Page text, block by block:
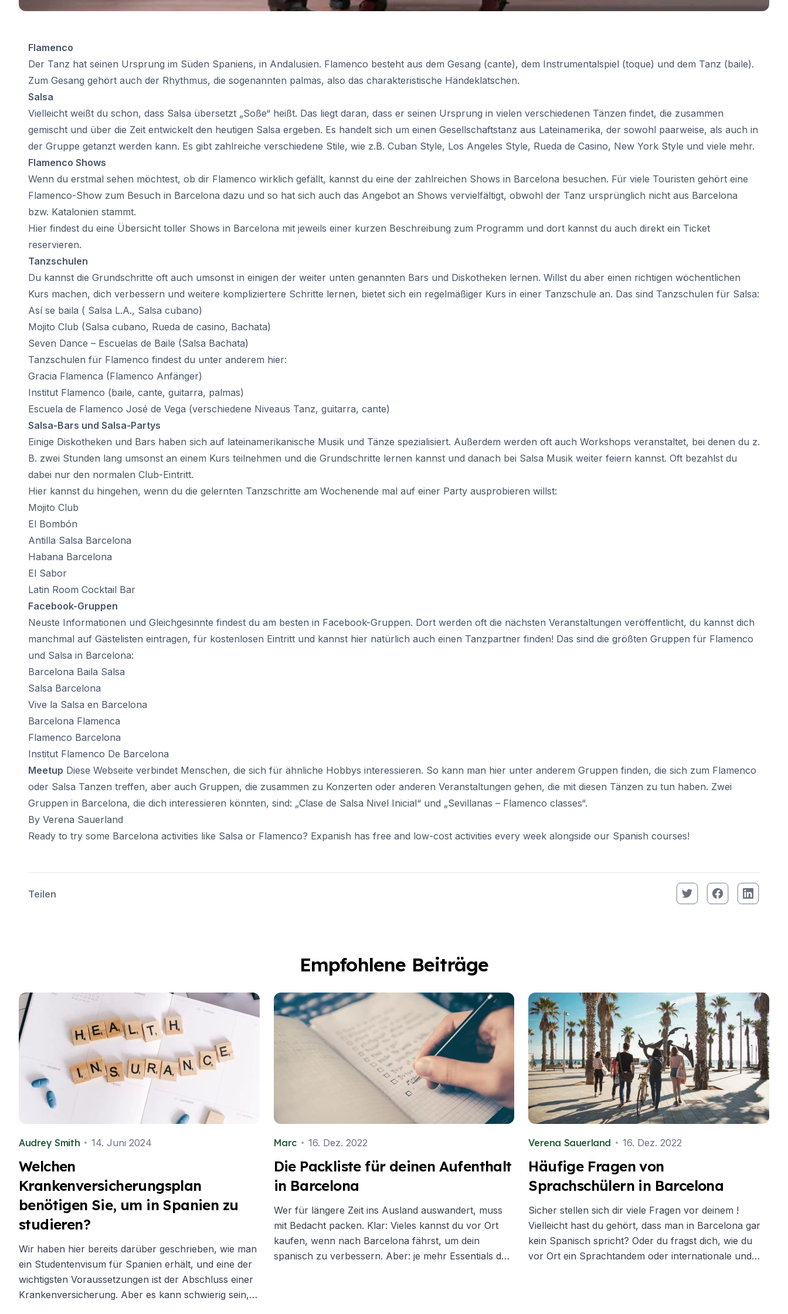
30-49 Jahre
Gruppen-Spanischunterricht
Abendlicher Gruppenkurs
Privatunterricht
Online-Spanischkurse
Bildungsurlaub
Über 50 Jahre
Über 50 Programme, saisonale Kurse
Abendlicher Gruppenkurs
Privatunterricht
Prüfungsvorbereitung SIELE
Bildungsurlaub
Barcelona
Madrid
Málaga
Buenos Aires
Sommercamps
Reiseziele
Barcelona
Sommercamp
Junge Erwachsene
Sommercamp
Junge Erwachsene
Málaga
Costa Rica
Barcelona
Madrid
Málaga
Costa Rica
Junge Erwachsene (16-20 Jahre)
Madrid
Flamenco
Der Tanz hat seinen Ursprung im Süden Spaniens, in Andalusien. Flamenco besteht aus dem Gesang (cante), dem Instrumentalspiel (toque) und dem Tanz (baile).
Zum Gesang gehört auch der Rhythmus, die sogenannten palmas, also das charakteristische Händeklatschen.
Salsa
Vielleicht weißt du schon, dass Salsa übersetzt „Soße“ heißt. Das liegt daran, dass er seinen Ursprung in vielen verschiedenen Tänzen findet, die zusammen
gemischt und über die Zeit entwickelt den heutigen Salsa ergeben. Es handelt sich um einen Gesellschaftstanz aus Lateinamerika, der sowohl paarweise, als auch in
der Gruppe getanzt werden kann. Es gibt zahlreiche verschiedene Stile, wie z.B. Cuban Style, Los Angeles Style, Rueda de Casino, New York Style und viele mehr.
Flamenco Shows
Wenn du erstmal sehen möchtest, ob dir Flamenco wirklich gefällt, kannst du eine der zahlreichen Shows in Barcelona besuchen. Für viele Touristen gehört eine
Flamenco-Show zum Besuch in Barcelona dazu und so hat sich auch das Angebot an Shows vervielfältigt, obwohl der Tanz ursprünglich nicht aus Barcelona
bzw. Katalonien stammt.
Hier findest du eine Übersicht toller Shows in Barcelona mit jeweils einer kurzen Beschreibung zum Programm und dort kannst du auch direkt ein Ticket
reservieren.
Tanzschulen
Du kannst die Grundschritte oft auch umsonst in einigen der weiter unten genannten Bars und Diskotheken lernen. Willst du aber einen richtigen wöchentlichen
Kurs machen, dich verbessern und weitere kompliziertere Schritte lernen, bietet sich ein regelmäßiger Kurs in einer Tanzschule an. Das sind Tanzschulen für Salsa:
Así se baila ( Salsa L.A., Salsa cubano)
Mojito Club (Salsa cubano, Rueda de casino, Bachata)
Seven Dance – Escuelas de Baile (Salsa Bachata)
Tanzschulen für Flamenco findest du unter anderem hier:
Gracia Flamenca (Flamenco Anfänger)
Institut Flamenco (baile, cante, guitarra, palmas)
Escuela de Flamenco José de Vega (verschiedene Niveaus Tanz, guitarra, cante)
Salsa-Bars und Salsa-Partys
Einige Diskotheken und Bars haben sich auf lateinamerikanische Musik und Tänze spezialisiert. Außerdem werden oft auch Workshops veranstaltet, bei denen du z.
B. zwei Stunden lang umsonst an einem Kurs teilnehmen und die Grundschritte lernen kannst und danach bei Salsa Musik weiter feiern kannst. Oft bezahlst du
dabei nur den normalen Club-Eintritt.
Hier kannst du hingehen, wenn du die gelernten Tanzschritte am Wochenende mal auf einer Party ausprobieren willst:
Mojito Club
El Bombón
Antilla Salsa Barcelona
Habana Barcelona
El Sabor
Latin Room Cocktail Bar
Facebook-Gruppen
Neuste Informationen und Gleichgesinnte findest du am besten in Facebook-Gruppen. Dort werden oft die nächsten Veranstaltungen veröffentlicht, du kannst dich
manchmal auf Gästelisten eintragen, für kostenlosen Eintritt und kannst hier natürlich auch einen Tanzpartner finden! Das sind die größten Gruppen für Flamenco
und Salsa in Barcelona:
Barcelona Baila Salsa
Salsa Barcelona
Vive la Salsa en Barcelona
Barcelona Flamenca
Flamenco Barcelona
Institut Flamenco De Barcelona
Meetup Diese Webseite verbindet Menschen, die sich für ähnliche Hobbys interessieren. So kann man hier unter anderem Gruppen finden, die sich zum Flamenco
oder Salsa Tanzen treffen, aber auch Gruppen, die zusammen zu Konzerten oder anderen Veranstaltungen gehen, die mit diesen Tänzen zu tun haben. Zwei
Gruppen in Barcelona, die dich interessieren könnten, sind: „Clase de Salsa Nivel Inicial“ und „Sevillanas – Flamenco classes“.
By Verena Sauerland
Ready to try some Barcelona activities like Salsa or Flamenco? Expanish has free and low-cost activities every week alongside our Spanish courses!
Teilen
Empfohlene Beiträge
Audrey Smith 14. Juni 2024
Welchen
Krankenversicherungsplan
benötigen Sie, um in Spanien zu
studieren?
Wir haben hier bereits darüber geschrieben, wie man
ein Studentenvisum für Spanien erhält, und eine der
wichtigsten Voraussetzungen ist der Abschluss einer
Krankenversicherung. Aber es kann schwierig sein,
Marc 16. Dez. 2022
Die Packliste für deinen Aufenthalt
in Barcelona
Wer für längere Zeit ins Ausland auswandert, muss
mit Bedacht packen. Klar: Vieles kannst du vor Ort
kaufen, wenn nach Barcelona fährst, um dein
spanisch zu verbessern. Aber: je mehr Essentials du
Verena Sauerland 16. Dez. 2022
Häufige Fragen von
Sprachschülern in Barcelona
Sicher stellen sich dir viele Fragen vor deinem !
Vielleicht hast du gehört, dass man in Barcelona gar
kein Spanisch spricht? Oder du fragst dich, wie du
vor Ort ein Sprachtandem oder internationale und